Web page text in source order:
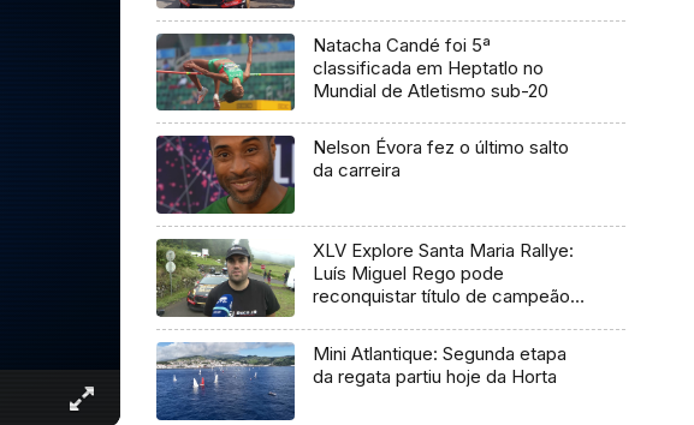
Natacha Candé foi 5ª
classificada em Heptatlo no
Mundial de Atletismo sub-20
Nelson Évora fez o último salto
da carreira
XLV Explore Santa Maria Rallye:
Luís Miguel Rego pode
reconquistar título de campeão
Mini Atlantique: Segunda etapa
da regata partiu hoje da Horta